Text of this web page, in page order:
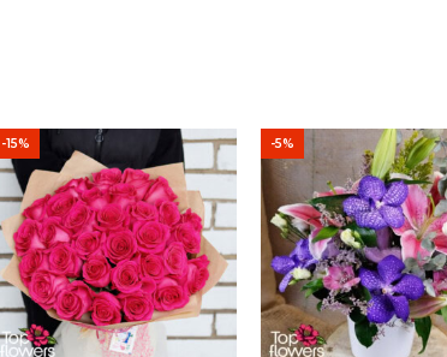
-15% -5%